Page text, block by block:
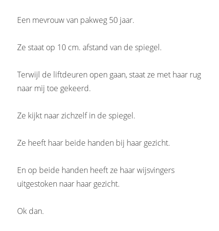
Een mevrouw van pakweg 50 jaar.
Ze staat op 10 cm. afstand van de spiegel.
Terwijl de liftdeuren open gaan, staat ze met haar rug
naar mij toe gekeerd.
Ze kijkt naar zichzelf in de spiegel.
Ze heeft haar beide handen bij haar gezicht.
En op beide handen heeft ze haar wijsvingers
uitgestoken naar haar gezicht.
Ok dan.